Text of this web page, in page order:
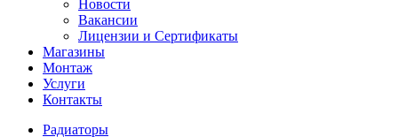
Новости
Вакансии
Лицензии и Сертификаты
Магазины
Монтаж
Услуги
Контакты
Радиаторы